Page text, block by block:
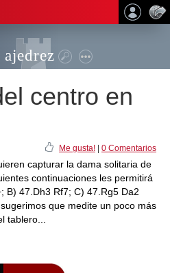
centro en
Me gusta! 0 Comentarios
capturar la dama solitaria de
continuaciones les permitirá
B) 47.Dh3 Rf7; C) 47.Rg5 Da2
que medite un poco más
tablero...